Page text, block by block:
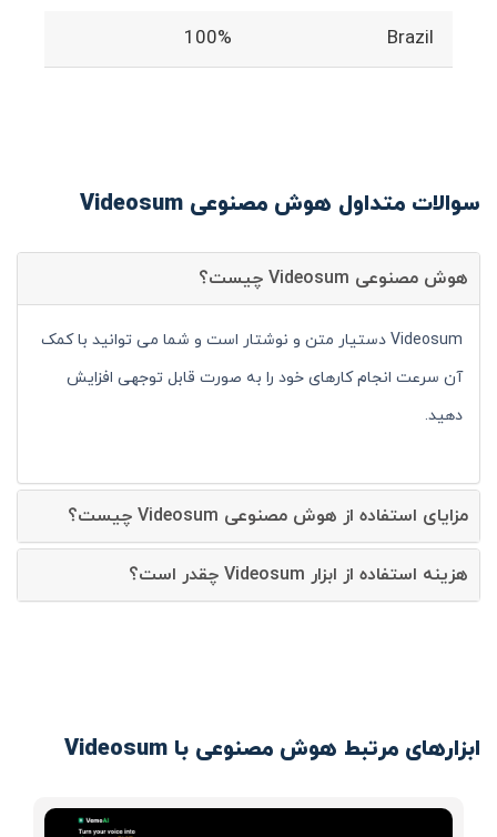
Brazil
100%
سوالات متداول هوش مصنوعی Videosum
هوش مصنوعی Videosum چیست؟
Videosum دستیار متن و نوشتار است و شما می توانید با کمک
آن سرعت انجام کارهای خود را به صورت قابل توجهی افزایش
دهید.
مزایای استفاده از هوش مصنوعی Videosum چیست؟
هزینه استفاده از ابزار Videosum چقدر است؟
ابزارهای مرتبط هوش مصنوعی با Videosum